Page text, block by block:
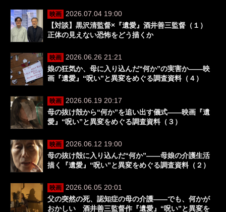
映画 2026.07.04 19:00
【対談】黒沢清監督×『遺愛』酒井善三監督（１）
正体の見えない恐怖をどう描くか
映画 2026.06.26 21:21
娘の狂気か、母に入り込んだ“何か”の実害か――映
画『遺愛』“呪い”と異変をめぐる調査資料（４）
映画 2026.06.19 20:17
母の抜け殻から“何か”を追い出す儀式――映画『遺
愛』“呪い”と異変をめぐる調査資料（３）
映画 2026.06.12 19:00
母の抜け殻に入り込んだ“何か”――母娘の介護生活
描く『遺愛』“呪い”と異変をめぐる調査資料（２）
映画 2026.06.05 20:01
父の突然の死、認知症の母の介護――でも、何かが
おかしい 酒井善三監督作『遺愛』“呪い”と異変を